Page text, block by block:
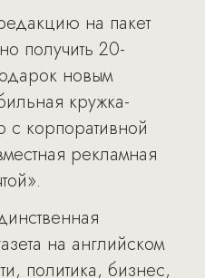
на пакет
получить 20-
новым
кружка-
корпоративной
рекламная
на английском
политика, бизнес,